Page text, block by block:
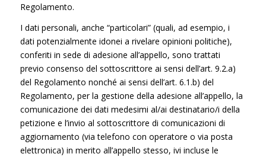
Regolamento.
I dati personali, anche “particolari” (quali, ad esempio, i
dati potenzialmente idonei a rivelare opinioni politiche),
conferiti in sede di adesione all’appello, sono trattati
previo consenso del sottoscrittore ai sensi dell’art. 9.2.a)
del Regolamento nonché ai sensi dell’art. 6.1.b) del
Regolamento, per la gestione della adesione all’appello, la
comunicazione dei dati medesimi al/ai destinatario/i della
petizione e l’invio al sottoscrittore di comunicazioni di
aggiornamento (via telefono con operatore o via posta
elettronica) in merito all’appello stesso, ivi incluse le